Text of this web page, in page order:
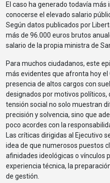
El caso ha generado todavía más
conocerse el elevado salario
Según datos publicados por
más de 96.000 euros brutos
salario de la propia ministra de
Para muchos ciudadanos, este
más evidentes que afronta hoy el
presencia de altos cargos con
designados por motivos
tensión social no solo muestran
precisión y solvencia, sino que
poco acordes con la
Las críticas dirigidas al Ejecutivo
idea de que numerosos puestos
afinidades ideológicas o vínculos
experiencia técnica, la
de gestión.